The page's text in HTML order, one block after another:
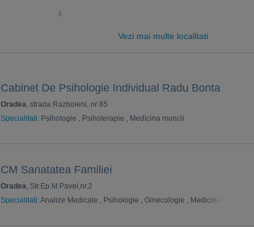
4
Vezi mai multe localitati
Cabinet De Psihologie Individual Radu Bonta
Oradea, strada Razboieni, nr 85
Specialitati: Psihologie , Psihoterapie , Medicina muncii
CM Sanatatea Familiei
Oradea, Str.Ep.M.Pavel,nr.2
Specialitati:Analize Medicale , Psihologie , Ginecologie , Medicina alternativa